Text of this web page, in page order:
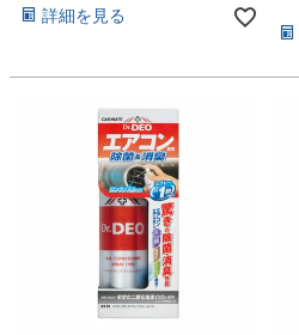
詳細を見る